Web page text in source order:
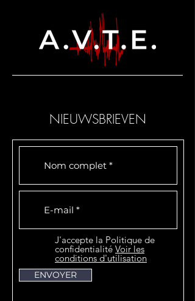
NIEUWSBRIEVEN
J'accepte la Politique de
confidentialité Voir les
conditions d'utilisation
ENVOYER